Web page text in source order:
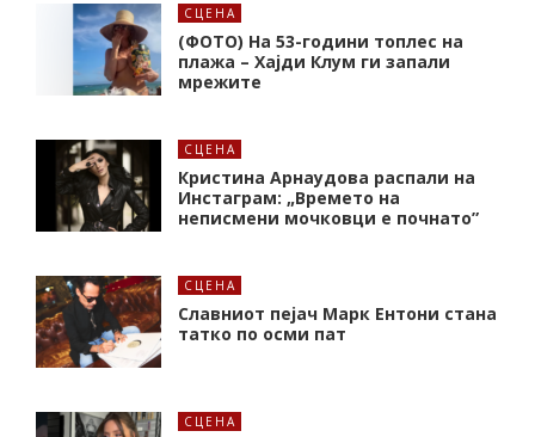
СЦЕНА
(ФОТО) На 53-години топлес на
плажа – Хајди Клум ги запали
мрежите
СЦЕНА
Кристина Арнаудова распали на
Инстаграм: „Времето на
неписмени мочковци е почнато”
СЦЕНА
Славниот пејач Марк Ентони стана
татко по осми пат
СЦЕНА